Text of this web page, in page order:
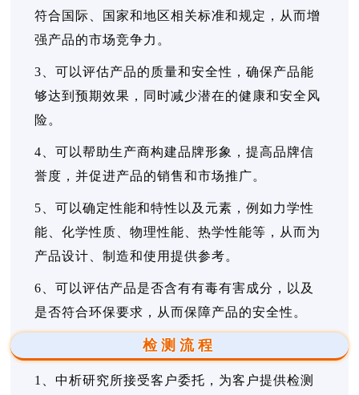
符合国际、国家和地区相关标准和规定，从而增
强产品的市场竞争力。
3、可以评估产品的质量和安全性，确保产品能
够达到预期效果，同时减少潜在的健康和安全风
险。
4、可以帮助生产商构建品牌形象，提高品牌信
誉度，并促进产品的销售和市场推广。
5、可以确定性能和特性以及元素，例如力学性
能、化学性质、物理性能、热学性能等，从而为
产品设计、制造和使用提供参考。
6、可以评估产品是否含有有毒有害成分，以及
是否符合环保要求，从而保障产品的安全性。
检测流程
1、中析研究所接受客户委托，为客户提供检测